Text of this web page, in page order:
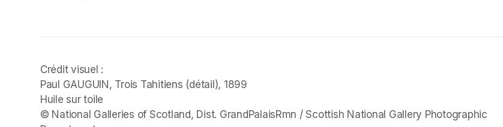
Crédit visuel :
Paul GAUGUIN, Trois Tahitiens (détail), 1899
Huile sur toile
© National Galleries of Scotland, Dist. GrandPalaisRmn / Scottish National Gallery Photographic